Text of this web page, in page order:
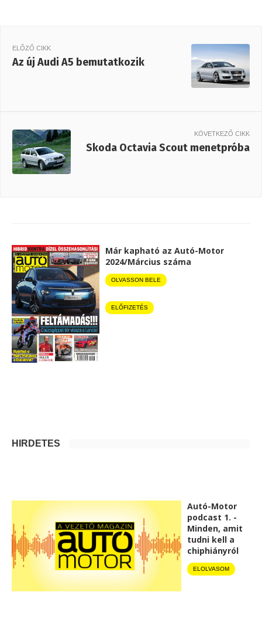
ELŐZŐ CIKK
Az új Audi A5 bemutatkozik
KÖVETKEZŐ CIKK
Skoda Octavia Scout menetpróba
Már kapható az Autó-Motor
2024/Március száma
OLVASSON BELE
ELŐFIZETÉS
HIRDETÉS
Autó-Motor
podcast 1. -
Minden, amit
tudni kell a
chiphiányról
ELOLVASOM